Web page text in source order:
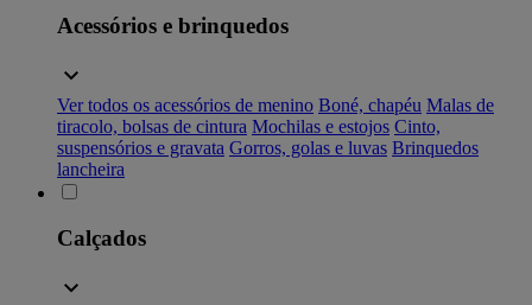
Acessórios e brinquedos
Ver todos os acessórios de menino Boné, chapéu Malas de
tiracolo, bolsas de cintura Mochilas e estojos Cinto,
suspensórios e gravata Gorros, golas e luvas Brinquedos
lancheira
Calçados